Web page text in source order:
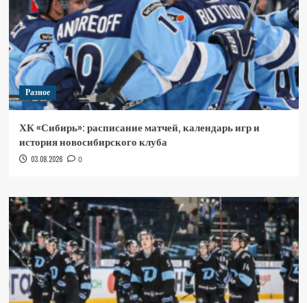
Разное
ХК «Сибирь»: расписание матчей, календарь игр и
история новосибирского клуба
03.08.2026 0